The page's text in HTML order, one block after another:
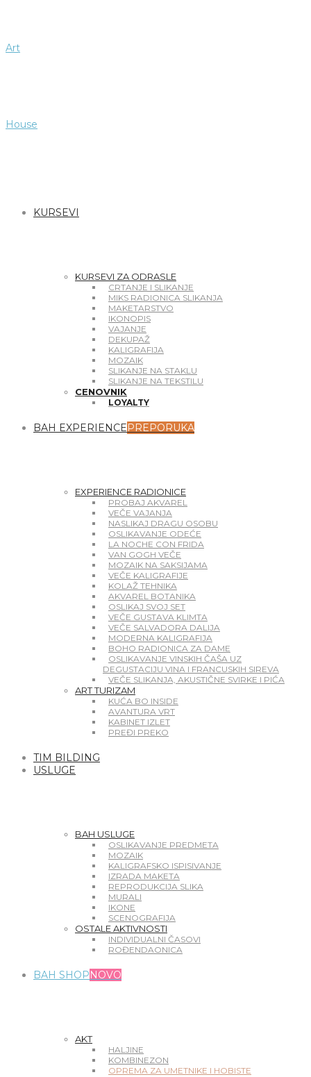
KURSEVI
KURSEVI ZA ODRASLE
CRTANJE I SLIKANJE
MIKS RADIONICA SLIKANJA
MAKETARSTVO
IKONOPIS
VAJANJE
DEKUPAŽ
KALIGRAFIJA
MOZAIK
SLIKANJE NA STAKLU
SLIKANJE NA TEKSTILU
CENOVNIK
LOYALTY
BAH EXPERIENCEPREPORUKA
EXPERIENCE RADIONICE
PROBAJ AKVAREL
VEČE VAJANJA
NASLIKAJ DRAGU OSOBU
OSLIKAVANJE ODEĆE
LA NOCHE CON FRIDA
VAN GOGH VEČE
MOZAIK NA SAKSIJAMA
VEČE KALIGRAFIJE
KOLAŽ TEHNIKA
AKVAREL BOTANIKA
OSLIKAJ SVOJ SET
VEČE GUSTAVA KLIMTA
VEČE SALVADORA DALIJA
MODERNA KALIGRAFIJA
BOHO RADIONICA ZA DAME
OSLIKAVANJE VINSKIH ČAŠA UZ
DEGUSTACIJU VINA I FRANCUSKIH SIREVA
VEČE SLIKANJA, AKUSTIČNE SVIRKE I PIĆA
ART TURIZAM
KUĆA BO INSIDE
AVANTURA VRT
KABINET IZLET
PREĐI PREKO
TIM BILDING
USLUGE
BAH USLUGE
OSLIKAVANJE PREDMETA
MOZAIK
KALIGRAFSKO ISPISIVANJE
IZRADA MAKETA
REPRODUKCIJA SLIKA
MURALI
IKONE
SCENOGRAFIJA
OSTALE AKTIVNOSTI
INDIVIDUALNI ČASOVI
ROĐENDAONICA
BAH SHOPNOVO
AKT
HALJINE
KOMBINEZON
OPREMA ZA UMETNIKE I HOBISTE